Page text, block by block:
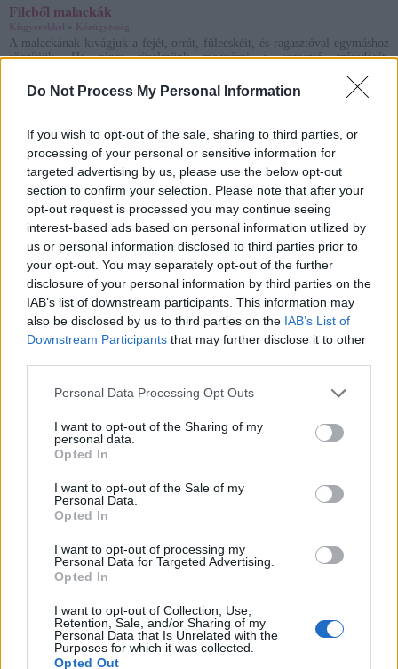
Do Not Process My Personal Information
If you wish to opt-out of the sale, sharing to third parties, or
processing of your personal or sensitive information for
targeted advertising by us, please use the below opt-out
section to confirm your selection. Please note that after your
opt-out request is processed you may continue seeing
interest-based ads based on personal information utilized by
us or personal information disclosed to third parties prior to
your opt-out. You may separately opt-out of the further
disclosure of your personal information by third parties on the
IAB’s list of downstream participants. This information may
also be disclosed by us to third parties on the IAB’s List of
Downstream Participants that may further disclose it to other
Personal Data Processing Opt Outs
I want to opt-out of the Sharing of my
personal data.
Opted In
I want to opt-out of the Sale of my
Personal Data.
Opted In
I want to opt-out of processing my
Personal Data for Targeted Advertising.
Opted In
I want to opt-out of Collection, Use,
Retention, Sale, and/or Sharing of my
Personal Data that Is Unrelated with the
Purposes for which it was collected.
Opted Out
Filcből malackák
»
A malackának kivágjuk a fejét, orrát, fülecskéit, és ragasztóval egymáshoz
rögzítjük. Ha nincs türelmünk megvárni a ragasztó száradását,
munkánkkal.
Kisgyerekkel»Kézügyesség
A diókat alaposan megtisztítom, újságpapírra helyezem, és nyílt térben (pl.
balkonon) minden oldalról egyenletesen lefújom a bronz színű festékkel. A
festés történhet több lépésben is. Ha az egyik oldalát lefestettük, akkor
hagyjuk egy fél órát száradni, m...
Masni készítés ajándékok tetejére
A karácsonyi ajándékok csomagolását nagyon egyszerűen megoldhatjuk.
Akár újságpapírba, vagy előre megfestett papírba csomagoljuk is az
ajándékot, a tetejére hatalmas masnit téve biztosan mindenkinek elakad a
lélegzete. Használhatod az előző évről megmaradt...
Vasaltgyöngy díszek a karácsonyfára
Kisgyerekkel»Kézügyesség
választani, nehogy úgy járjak, hogy a végén megmarad sok-sok fekete
gyöngy. Figyelj arra, hogy a gyermekeddel együt...
Illatosító narancshéjakból
Kisgyerekkel » Kézügyesség
egy drótra az egészet. Egy narancsból körülbelül egy illatosító készülhet el.
A kis négyzeteket, háromszögeket egy drótra feltűzögetjük, vigyázva arra,
hogy a végével az ujjunkat ne...
Varrott díszek a fára
Kisgyerekkel»Kézügyesség
Sablont készítünk a kívánt formában, megtervezzünk, hogy a kívánt forma
melyik része milyen anyagból készítendő. A sablon segítségével kiszabjuk a
ráhagyjunk. A félbevágott részeket var...
Ezüstös virág alufóliából
Kisgyerekkel»Kézügyesség